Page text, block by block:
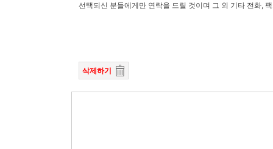
선택되신 분들에게만 연락을 드릴 것이며 그 외 기타 전화,
삭제하기